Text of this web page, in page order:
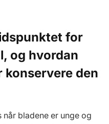
for
og hvordan
konservere den
bladene er unge og